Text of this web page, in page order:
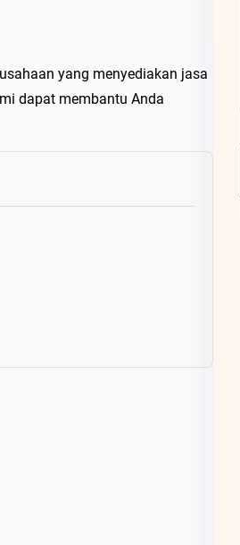
yang menyediakan jasa
dapat membantu Anda